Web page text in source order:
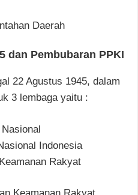
Daerah
dan Pembubaran PPKI
22 Agustus 1945, dalam
3 lembaga yaitu :
Indonesia
Rakyat